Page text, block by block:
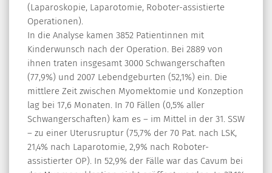
(Laparoskopie, Laparotomie, Roboter-assistierte
Operationen).
In die Analyse kamen 3852 Patientinnen mit
Kinderwunsch nach der Operation. Bei 2889 von
ihnen traten insgesamt 3000 Schwangerschaften
(77,9%) und 2007 Lebendgeburten (52,1%) ein. Die
mittlere Zeit zwischen Myomektomie und Konzeption
lag bei 17,6 Monaten. In 70 Fällen (0,5% aller
Schwangerschaften) kam es – im Mittel in der 31. SSW
– zu einer Uterusruptur (75,7% der 70 Pat. nach LSK,
21,4% nach Laparotomie, 2,9% nach Roboter-
assistierter OP). In 52,9% der Fälle war das Cavum bei